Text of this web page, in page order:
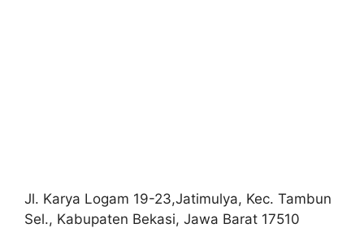
Jl. Karya Logam 19-23,Jatimulya, Kec. Tambun
Sel., Kabupaten Bekasi, Jawa Barat 17510